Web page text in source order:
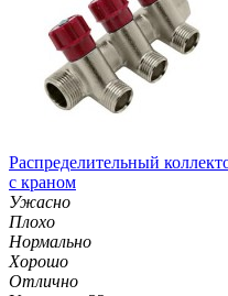
Распределительный
с краном
Ужасно
Плохо
Нормально
Хорошо
Отлично